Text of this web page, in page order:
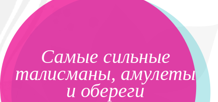
Самые сильные
талисманы, амулеты
и обереги